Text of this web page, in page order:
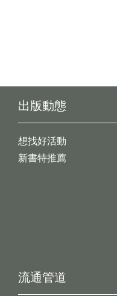
出版動態
想找好活動
新書特推薦
流通管道